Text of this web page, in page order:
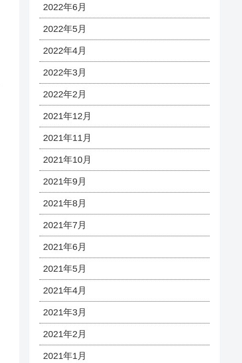
2022年6月
2022年5月
2022年4月
2022年3月
2022年2月
2021年12月
2021年11月
2021年10月
2021年9月
2021年8月
2021年7月
2021年6月
2021年5月
2021年4月
2021年3月
2021年2月
2021年1月